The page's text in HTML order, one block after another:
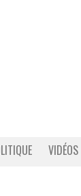
VIDÉOS